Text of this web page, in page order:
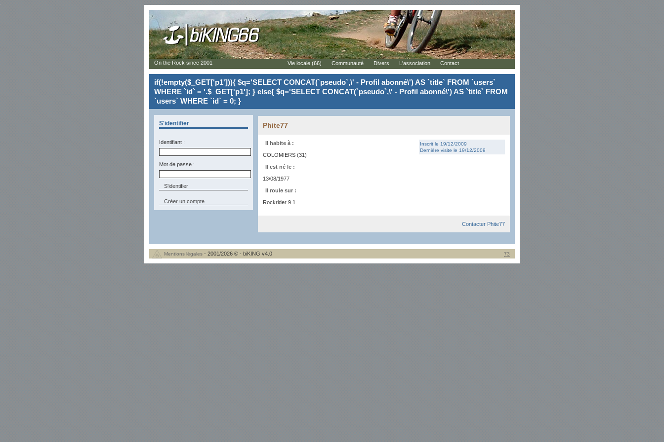
if(!empty($_GET['p1'])){ $q='SELECT CONCAT(`pseudo`,\' - Profil abonné\') AS `title` FROM `users`
WHERE `id` = '.$_GET['p1']; } else{ $q='SELECT CONCAT(`pseudo`,\' - Profil abonné\') AS `title` FROM
`users` WHERE `id` = 0; }
S'identifier
Identifiant :
Mot de passe :
Créer un compte
Phite77
Inscrit le 19/12/2009
Dernière visite le 19/12/2009
Il habite à :
COLOMIERS (31)
Il est né le :
13/08/1977
Il roule sur :
Rockrider 9.1
Contacter Phite77
On the Rock since 2001 Vie locale (66) Communauté Divers L'association Contact
Mentions légales - 2001/2026 © - biKING v4.0 73